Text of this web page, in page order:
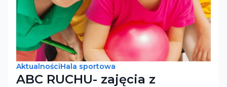
AktualnościHala sportowa
ABC RUCHU- zajęcia z